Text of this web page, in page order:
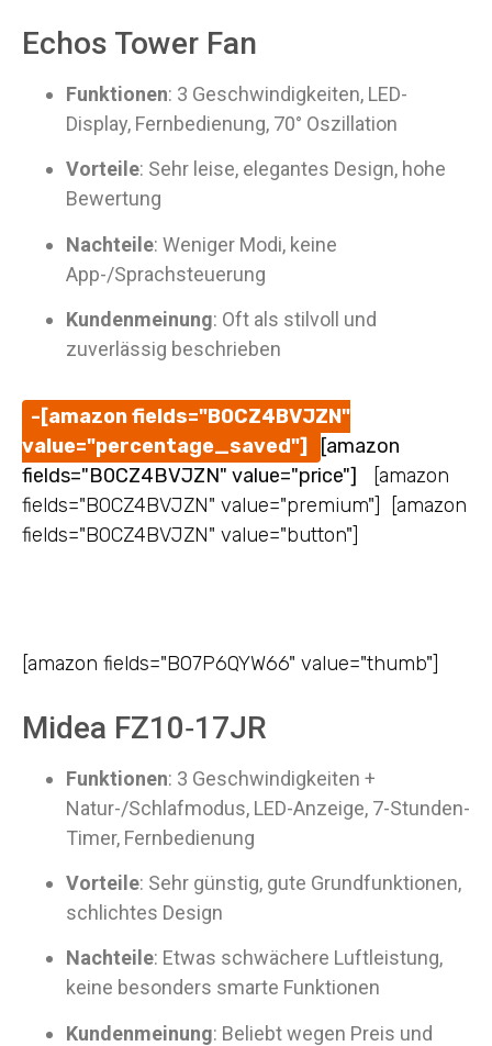
Echos Tower Fan
Funktionen: 3 Geschwindigkeiten, LED-
Display, Fernbedienung, 70° Oszillation
Vorteile: Sehr leise, elegantes Design, hohe
Bewertung
Nachteile: Weniger Modi, keine
App-/Sprachsteuerung
Kundenmeinung: Oft als stilvoll und
zuverlässig beschrieben
-[amazon fields="B0CZ4BVJZN"
value="percentage_saved"] [amazon
fields="B0CZ4BVJZN" value="price"] [amazon
fields="B0CZ4BVJZN" value="premium"] [amazon
fields="B0CZ4BVJZN" value="button"]
[amazon fields="B07P6QYW66" value="thumb"]
Midea FZ10‑17JR
Funktionen: 3 Geschwindigkeiten +
Natur-/Schlafmodus, LED-Anzeige, 7-Stunden-
Timer, Fernbedienung
Vorteile: Sehr günstig, gute Grundfunktionen,
schlichtes Design
Nachteile: Etwas schwächere Luftleistung,
keine besonders smarte Funktionen
Kundenmeinung: Beliebt wegen Preis und